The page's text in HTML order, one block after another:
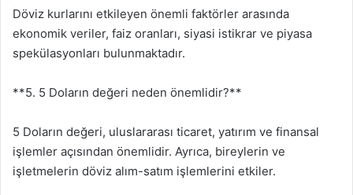
Döviz kurlarını etkileyen önemli faktörler arasında
ekonomik veriler, faiz oranları, siyasi istikrar ve piyasa
spekülasyonları bulunmaktadır.
**5. 5 Doların değeri neden önemlidir?**
5 Doların değeri, uluslararası ticaret, yatırım ve finansal
işlemler açısından önemlidir. Ayrıca, bireylerin ve
işletmelerin döviz alım-satım işlemlerini etkiler.